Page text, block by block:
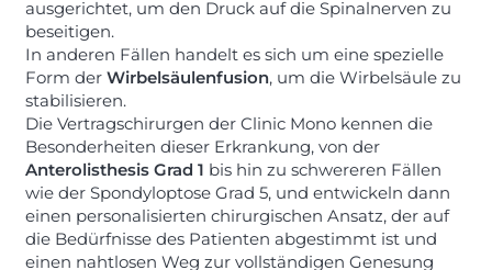
ausgerichtet, um den Druck auf die Spinalnerven zu
beseitigen.
In anderen Fällen handelt es sich um eine spezielle
Form der Wirbelsäulenfusion, um die Wirbelsäule zu
stabilisieren.
Die Vertragschirurgen der Clinic Mono kennen die
Besonderheiten dieser Erkrankung, von der
Anterolisthesis Grad 1 bis hin zu schwereren Fällen
wie der Spondyloptose Grad 5, und entwickeln dann
einen personalisierten chirurgischen Ansatz, der auf
die Bedürfnisse des Patienten abgestimmt ist und
einen nahtlosen Weg zur vollständigen Genesung